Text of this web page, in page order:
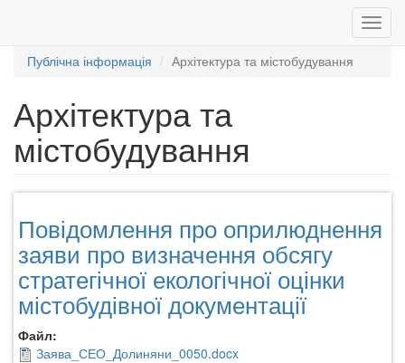
Перейти
основного
вмісту
Публічна інформація
Архітектура та містобудування
Архітектура та
містобудування
Повідомлення про оприлюднення
заяви про визначення обсягу
стратегічної екологічної оцінки
містобудівної документації
Файл:
Заява_СЕО_Долиняни_0050.docx